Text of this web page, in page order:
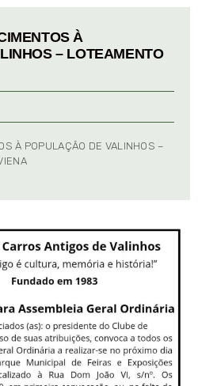
À
– LOTEAMENTO
À POPULAÇÃO DE VALINHOS –